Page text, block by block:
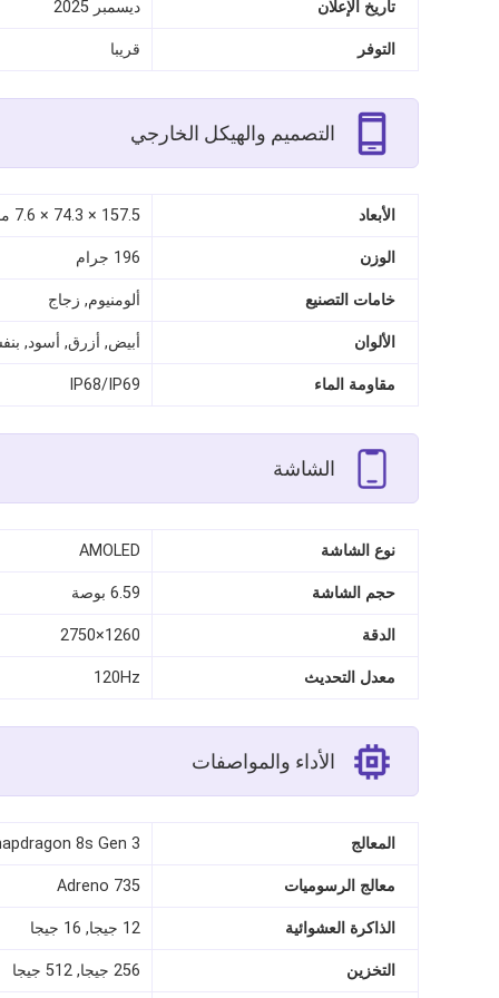
تاريخ الإعلان ديسمبر 2025
التوفر قريبا
التصميم والهيكل الخارجي
الأبعاد 157.5 × 74.3 × 7.6 مم
الوزن 196 جرام
خامات التصنيع ألومنيوم, زجاج
الألوان أبيض, أزرق, أسود,
مقاومة الماء IP68/IP69
الشاشة
نوع الشاشة AMOLED
حجم الشاشة 6.59 بوصة
الدقة 1260×2750
معدل التحديث 120Hz
الأداء والمواصفات
المعالج 8s Gen 3
معالج الرسوميات Adreno 735
الذاكرة العشوائية 12 جيجا, 16 جيجا
التخزين 256 جيجا, 512 جيجا